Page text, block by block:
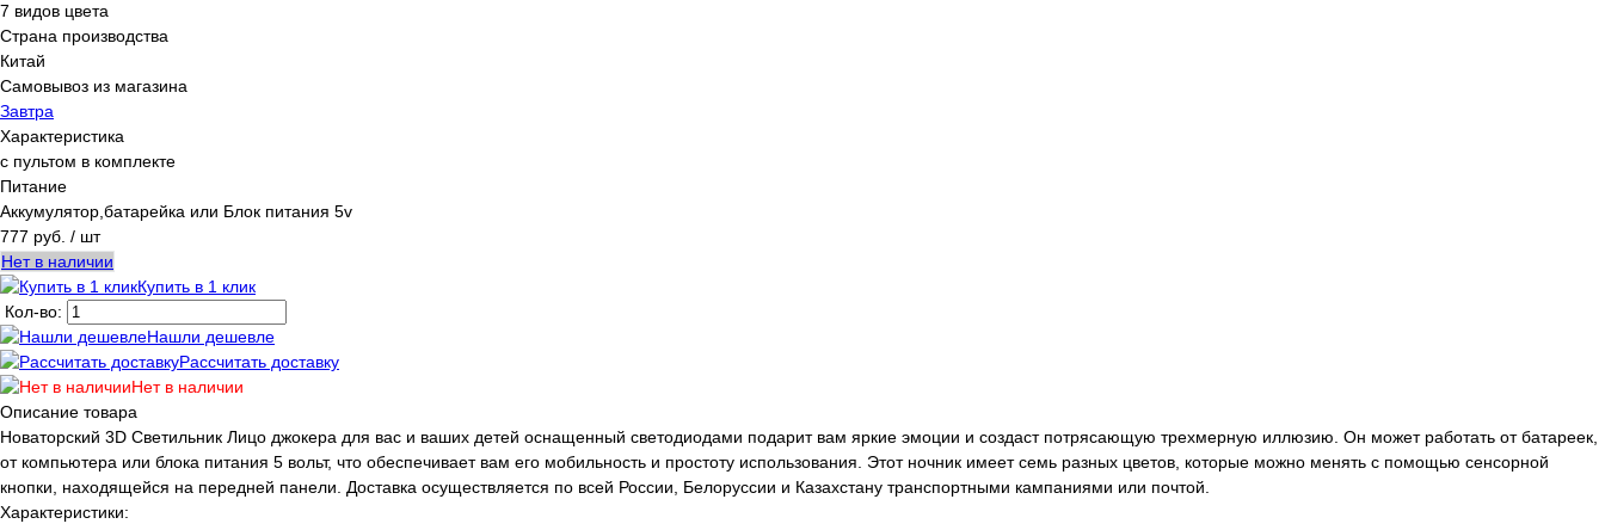
7 видов цвета
Страна производства
Китай
Самовывоз из магазина
Завтра
Характеристика
с пультом в комплекте
Питание
Аккумулятор,батарейка или Блок питания 5v
777 руб. / шт
Нет в наличии
Купить в 1 клик
Кол-во:
Нашли дешевле
Рассчитать доставку
Нет в наличии
Описание товара
Новаторский 3D Светильник Лицо джокера для вас и ваших детей оснащенный светодиодами подарит вам яркие эмоции и создаст потрясающую трехмерную иллюзию. Он может работать от батареек,
от компьютера или блока питания 5 вольт, что обеспечивает вам его мобильность и простоту использования. Этот ночник имеет семь разных цветов, которые можно менять с помощью сенсорной
кнопки, находящейся на передней панели. Доставка осуществляется по всей России, Белоруссии и Казахстану транспортными кампаниями или почтой.
Характеристики: